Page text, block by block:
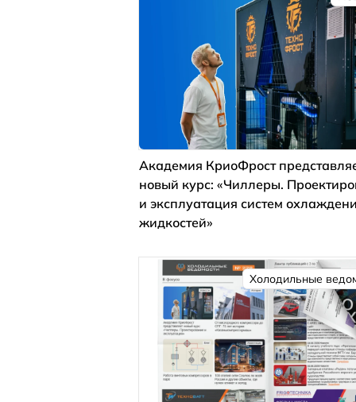
Академия КриоФрост
новый курс: «Чиллеры.
и эксплуатация систем
жидкостей»
Холодильные